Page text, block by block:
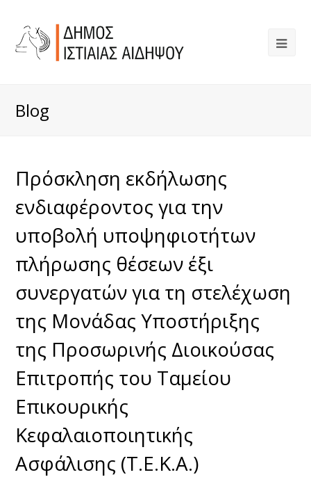
Blog
Πρόσκληση εκδήλωσης
ενδιαφέροντος για την
υποβολή υποψηφιοτήτων
πλήρωσης θέσεων έξι
συνεργατών για τη στελέχωση
της Μονάδας Υποστήριξης
της Προσωρινής Διοικούσας
Επιτροπής του Ταμείου
Επικουρικής
Κεφαλαιοποιητικής
Ασφάλισης (Τ.Ε.Κ.Α.)